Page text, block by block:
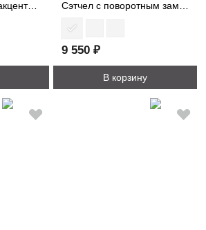
Плетеная сумка с акцентной фурнитурой 8065
9 550 ₽
В корзину